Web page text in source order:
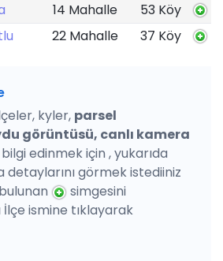
14 Mahalle
53 Köy
22 Mahalle 37 Köy
kyler, parsel
görüntüsü, canlı kamera
edinmek için , yukarıda
görmek istediiniz
simgesini
ismine tıklayarak